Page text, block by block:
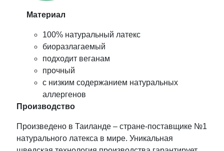
Материал
100% натуральный латекс
биоразлагаемый
подходит веганам
прочный
с низким содержанием натуральных
аллергенов
Производство
Произведено в Таиланде – стране-поставщике №1
натурального латекса в мире. Уникальная